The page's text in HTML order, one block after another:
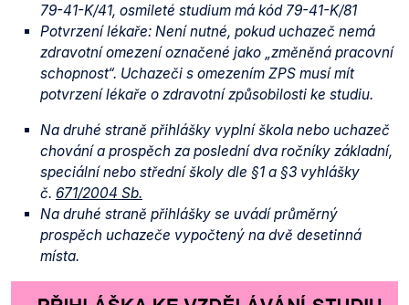
79-41-K/41, osmileté studium má kód 79-41-K/81
Potvrzení lékaře: Není nutné, pokud uchazeč nemá
zdravotní omezení označené jako „změněná pracovní
schopnost“. Uchazeči s omezením ZPS musí mít
potvrzení lékaře o zdravotní způsobilosti ke studiu.
Na druhé straně přihlášky vyplní škola nebo uchazeč
chování a prospěch za poslední dva ročníky základní,
speciální nebo střední školy dle §1 a §3 vyhlášky
č. 671/2004 Sb.
Na druhé straně přihlášky se uvádí průměrný
prospěch uchazeče vypočtený na dvě desetinná
místa.